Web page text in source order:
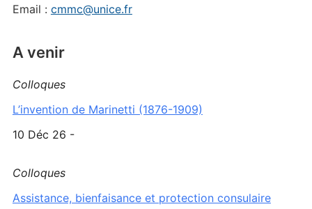
Email : cmmc@unice.fr
A venir
Colloques
L’invention de Marinetti (1876-1909)
10 Déc 26 -
Colloques
Assistance, bienfaisance et protection consulaire